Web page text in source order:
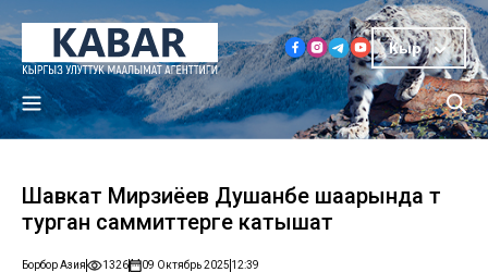
Кыр
Шавкат Мирзиёев Душанбе шаарында өтө
турган саммиттерге катышат
Борбор Азия 1326 09 Октябрь 2025 12:39